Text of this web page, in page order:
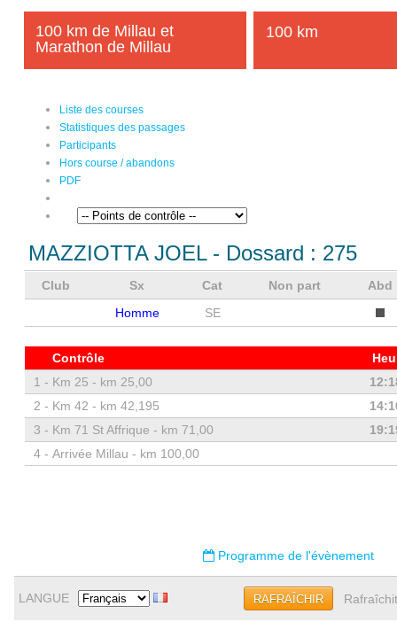
100 km de Millau et
Marathon de Millau
100 km
Liste des courses
Statistiques des passages
Participants
Hors course / abandons
PDF
MAZZIOTTA JOEL- Dossard : 275
Club Sx Cat Non part
Abd
Homme
SE
Contrôle
1 - Km 25 - km 25,00
2 - Km 42 - km 42,195
3 - Km 71 St Affrique - km 71,00
4 - Arrivée Millau - km 100,00
Programme de l'évènement
LANGUE RAFRAÎCHIR